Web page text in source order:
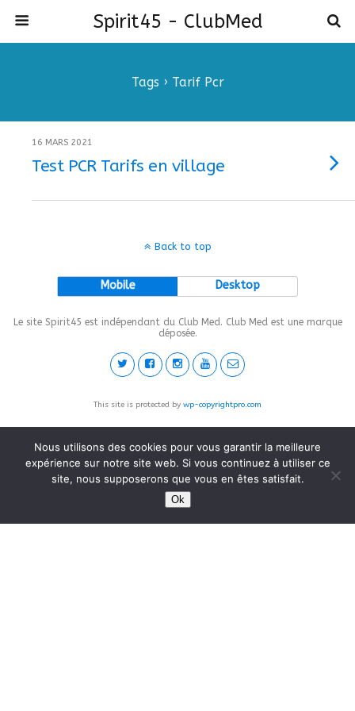
Spirit45 - ClubMed
Tags › Tarif Pcr
16 MARS 2021
Test PCR Tarifs en village
Back to top
Mobile Desktop
Le site Spirit45 est indépendant du Club Med. Club Med est une marque
déposée.
This site is protected by wp-copyrightpro.com
Nous utilisons des cookies pour vous garantir la meilleure
expérience sur notre site web. Si vous continuez à utiliser ce
site, nous supposerons que vous en êtes satisfait.
Ok